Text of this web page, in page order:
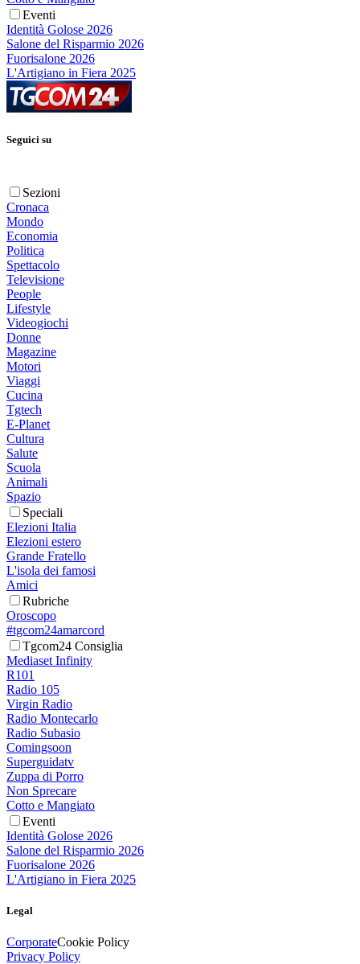
Eventi
Identità Golose 2026
Salone del Risparmio 2026
Fuorisalone 2026
L'Artigiano in Fiera 2025
Seguici su
Sezioni
Cronaca
Mondo
Economia
Politica
Spettacolo
Televisione
People
Lifestyle
Videogiochi
Donne
Magazine
Motori
Viaggi
Cucina
Tgtech
E-Planet
Cultura
Salute
Scuola
Animali
Spazio
Speciali
Elezioni Italia
Elezioni estero
Grande Fratello
L'isola dei famosi
Amici
Rubriche
Oroscopo
#tgcom24amarcord
Tgcom24 Consiglia
Mediaset Infinity
R101
Radio 105
Virgin Radio
Radio Montecarlo
Radio Subasio
Comingsoon
Superguidatv
Zuppa di Porro
Non Sprecare
Cotto e Mangiato
Eventi
Identità Golose 2026
Salone del Risparmio 2026
Fuorisalone 2026
L'Artigiano in Fiera 2025
Legal
CorporateCookie Policy
Privacy Policy